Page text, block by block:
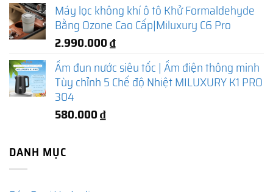
Máy lọc không khí ô tô Khử Formaldehyde
Bằng Ozone Cao Cấp|Miluxury C6 Pro
2.990.000₫
Ấm đun nước siêu tốc | Ấm điện thông minh
Tùy chỉnh 5 Chế độ Nhiệt MILUXURY K1 PRO
304
580.000₫
DANH MỤC